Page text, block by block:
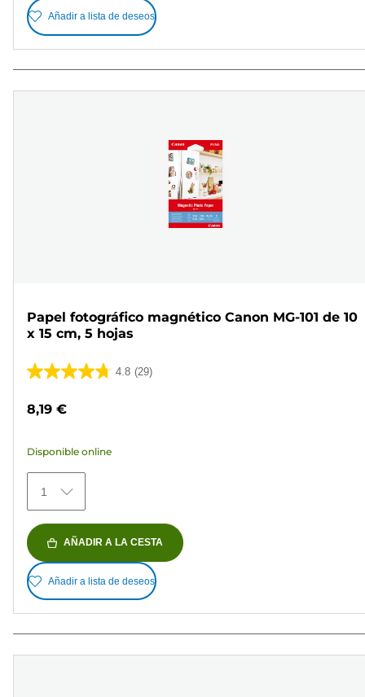
Añadir a lista de deseos
Papel fotográfico magnético Canon MG-101 de 10
x 15 cm, 5 hojas
4.8 (29)
4.8
5
29
reseñas
8,19 €
Disponible online
1
AÑADIR A LA CESTA
Añadir a lista de deseos